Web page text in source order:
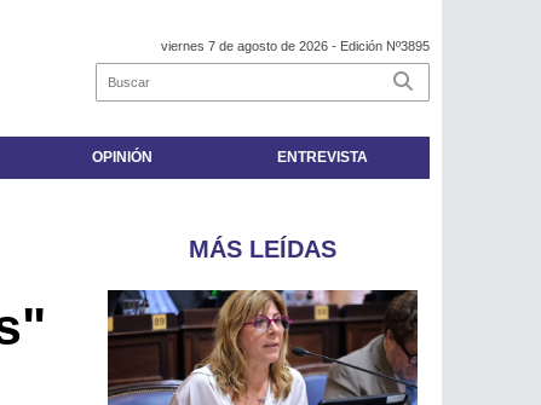
viernes 7 de agosto de 2026 - Edición Nº3895
OPINIÓN ENTREVISTA
MÁS LEÍDAS